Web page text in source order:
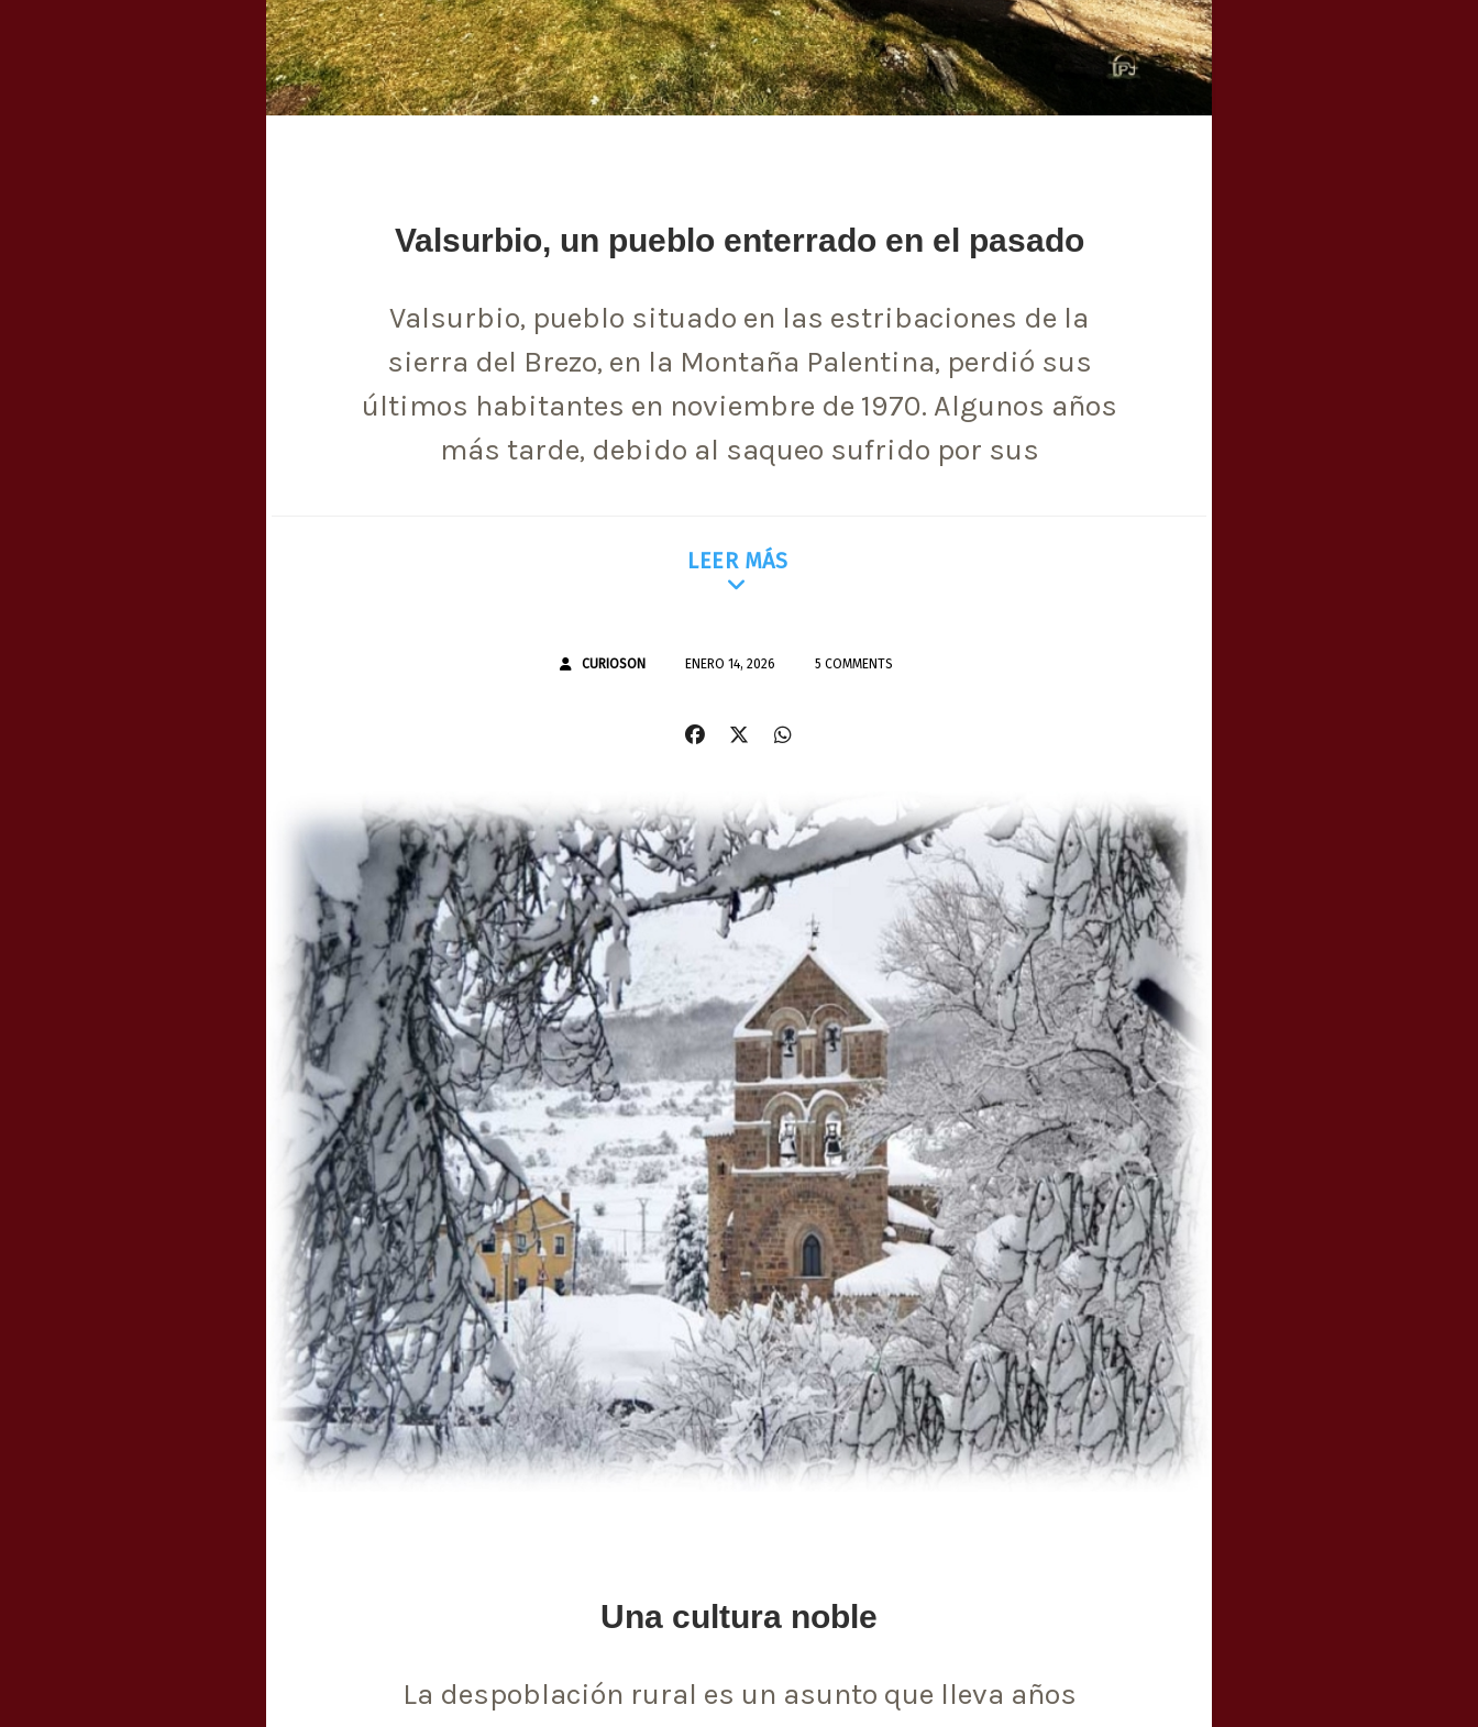
Valsurbio, un pueblo enterrado en el pasado
Valsurbio, pueblo situado en las estribaciones de la
sierra del Brezo, en la Montaña Palentina, perdió sus
últimos habitantes en noviembre de 1970. Algunos años
más tarde, debido al saqueo sufrido por sus
LEER MÁS
CURIOSON ENERO 14, 2026 5 COMMENTS
Una cultura noble
La despoblación rural es un asunto que lleva años